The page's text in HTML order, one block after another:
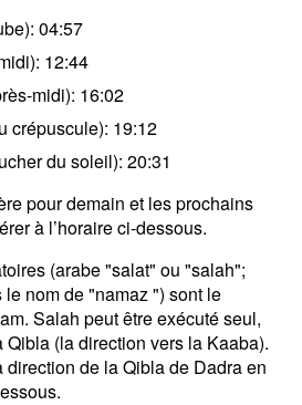
04:57
12:44
midi): 16:02
crépuscule): 19:12
du soleil): 20:31
pour demain et les prochains
à l’horaire ci-dessous.
(arabe "salat" ou "salah";
nom de "namaz ") sont le
Salah peut être exécuté seul,
(la direction vers la Kaaba).
direction de la Qibla de Dadra en